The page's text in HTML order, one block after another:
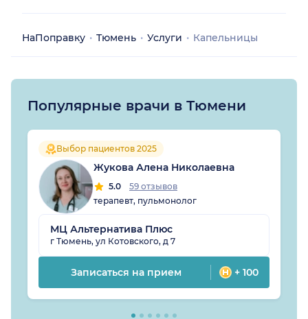
НаПоправку Тюмень Услуги Капельницы
Популярные врачи в Тюмени
Выбор пациентов 2025
Жукова Алена Николаевна
5.0
59 отзывов
терапевт, пульмонолог
МЦ Альтернатива Плюс
г Тюмень, ул Котовского, д 7
Записаться на прием + 100